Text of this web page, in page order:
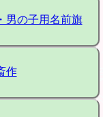
男の子用名前旗
作